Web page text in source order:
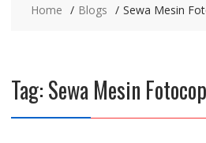
Home Blogs Sewa Mesin
Tag:Sewa Mesin